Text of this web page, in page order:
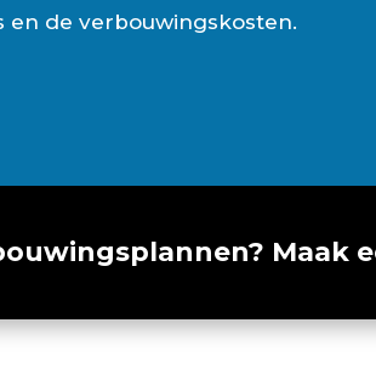
en de verbouwingskosten.
Maak